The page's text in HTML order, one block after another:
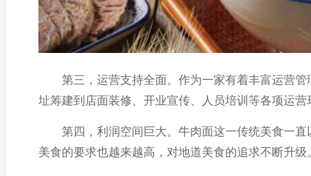
第三，运营支持全面。作为一家有着丰富运营管
址筹建到店面装修、开业宣传、人员培训等各项运
第四，利润空间巨大。牛肉面这一传统美食一直
美食的要求也越来越高，对地道美食的追求不断升级